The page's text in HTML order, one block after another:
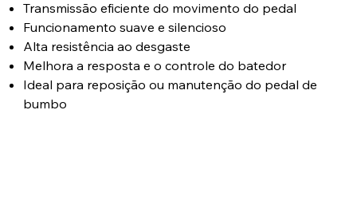
Transmissão eficiente do movimento do pedal
Funcionamento suave e silencioso
Alta resistência ao desgaste
Melhora a resposta e o controle do batedor
Ideal para reposição ou manutenção do pedal de
bumbo